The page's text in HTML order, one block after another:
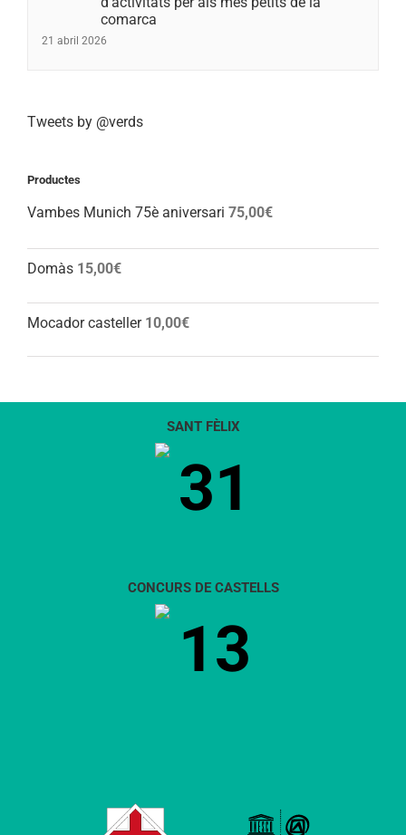
comarca
21 abril 2026
Tweets by @verds
Productes
Vambes Munich 75è aniversari 75,00€
Domàs 15,00€
Mocador casteller 10,00€
SANT FÈLIX
31
CONCURS DE CASTELLS
13